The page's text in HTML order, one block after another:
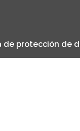
de protección de